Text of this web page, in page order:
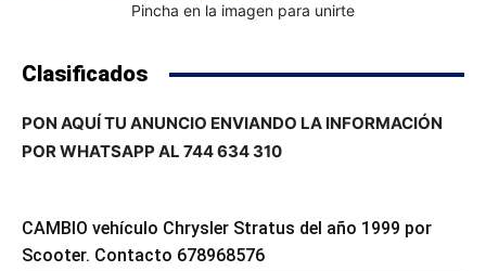
Pincha en la imagen para unirte
Clasificados
PON AQUÍ TU ANUNCIO ENVIANDO LA INFORMACIÓN
POR WHATSAPP AL 744 634 310
CAMBIO vehículo Chrysler Stratus del año 1999 por
Scooter. Contacto 678968576